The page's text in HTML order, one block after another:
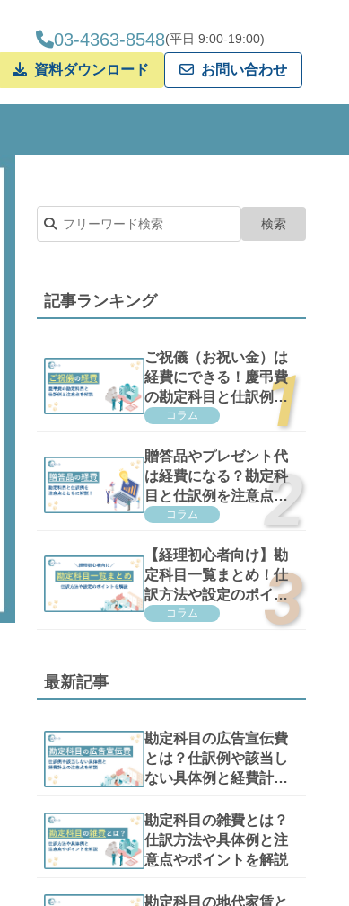
03-4363-8548(平日 9:00-19:00)
資料ダウンロード お問い合わせ
記事ランキング
ご祝儀（お祝い金）は
経費にできる！慶弔費
の勘定科目と仕訳例と
注意点を解説
コラム
贈答品やプレゼント代
は経費になる？勘定科
目と仕訳例を注意点と
ともに解説！
コラム
【経理初心者向け】勘
定科目一覧まとめ！仕
訳方法や設定のポイン
トを解説
コラム
最新記事
勘定科目の広告宣伝費
とは？仕訳例や該当し
ない具体例と経費計上
勘定科目の雑費とは？
仕訳方法や具体例と注
意点やポイントを解説
勘定科目の地代家賃と